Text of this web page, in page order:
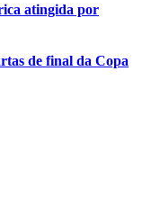
atingida por
de final da Copa